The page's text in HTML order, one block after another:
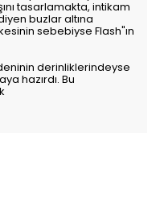
tasarlamakta, intikam
buzlar altına
sebebiyse Flash"ın
derinliklerindeyse
hazırdı. Bu